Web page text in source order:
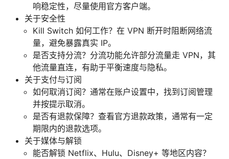
响稳定性，尽量使用官方客户端。
关于安全性
Kill Switch 如何工作？在 VPN 断开时阻断网络流
量，避免暴露真实 IP。
是否支持分流？分流功能允许部分流量走 VPN，其
他流量直连，有助于平衡速度与隐私。
关于支付与订阅
如何取消订阅？通常在账户设置中，找到订阅管理
并按提示取消。
是否有退款保障？查看官方退款政策，通常有一定
期限内的退款选项。
关于媒体与解锁
能否解锁 Netflix、Hulu、Disney+ 等地区内容？